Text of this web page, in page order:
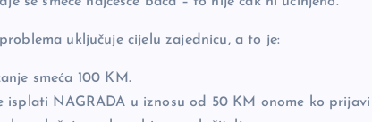
uključuje cijelu zajednicu, a to je:
smeća 100 KM.
isplati NAGRADA u iznosu od 50 KM onome ko prijavi